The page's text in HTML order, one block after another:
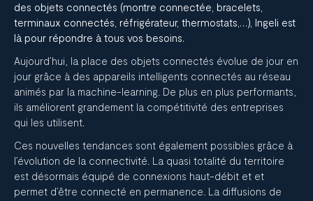
des objets connectés (montre connectée, bracelets,
terminaux connectés, réfrigérateur, thermostats,…), Ingeli est
là pour répondre à tous vos besoins.
Aujourd’hui, la place des objets connectés évolue de jour en
jour grâce à des appareils intelligents connectés au réseau
animés par la machine-learning. De plus en plus performants,
ils améliorent grandement la compétitivité des entreprises
qui les utilisent.
Ces nouvelles tendances sont également possibles grâce à
l’évolution de la connectivité. La quasi totalité du territoire
est désormais équipé de connexions haut-débit et et
permet d’être connecté en permanence. La diffusions de